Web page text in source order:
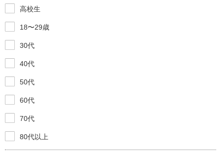
高校生
18〜29歳
30代
40代
50代
60代
70代
80代以上